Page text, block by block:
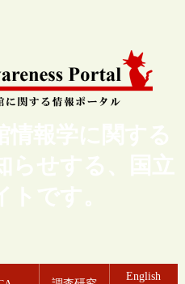
情報学に関する
らせする、国立
トです。
English